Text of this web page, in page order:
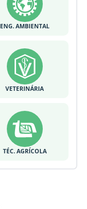
ENG. AMBIENTAL
VETERINÁRIA
TÉC. AGRÍCOLA